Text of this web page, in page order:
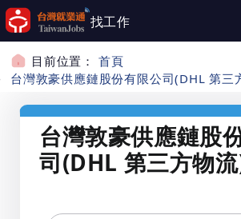
跳到主要內容
找工作
目前位置： 首頁
台灣敦豪供應鏈股份有限公司(DHL 第三
台灣敦豪供應鏈股
司(DHL 第三方物